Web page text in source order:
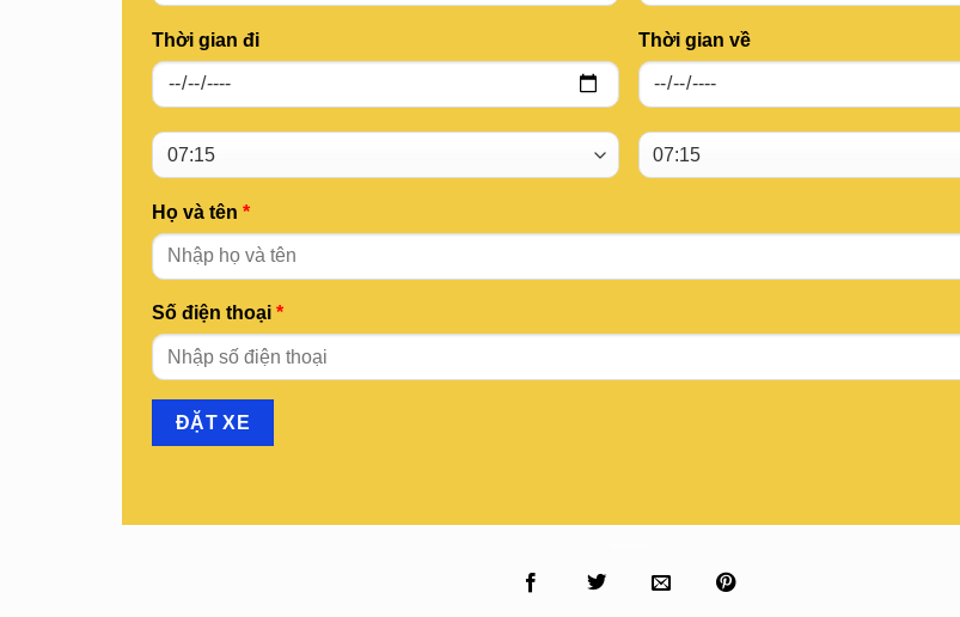
Thời gian đi Thời gian về
Họ và tên *
Số điện thoại *